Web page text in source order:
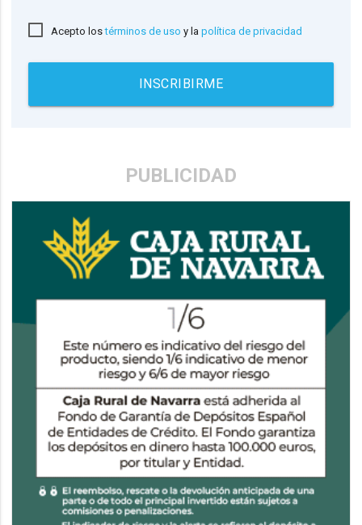
Acepto lostérminos de uso y lapolítica de privacidad
INSCRIBIRME
PUBLICIDAD